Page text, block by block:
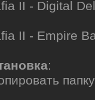
II - Digital
II - Empire
: